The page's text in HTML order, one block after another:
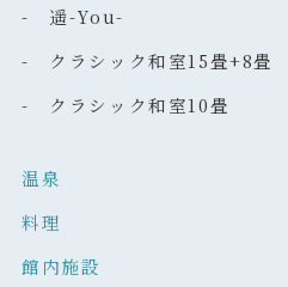
- 遥-You-
- クラシック和室15畳+8畳
- クラシック和室10畳
温泉
料理
館内施設